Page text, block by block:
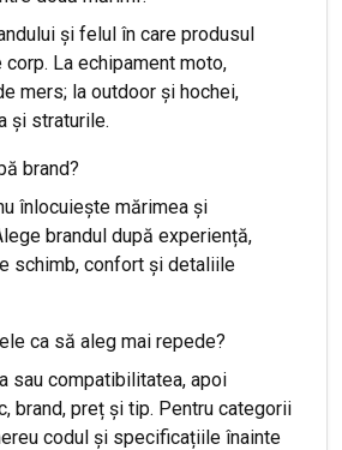
și felul în care produsul
La echipament moto,
mers; la outdoor și hochei,
și straturile.
brand?
înlocuiește mărimea și
brandul după experiență,
schimb, confort și detaliile
ca să aleg mai repede?
sau compatibilitatea, apoi
brand, preț și tip. Pentru categorii
codul și specificațiile înainte